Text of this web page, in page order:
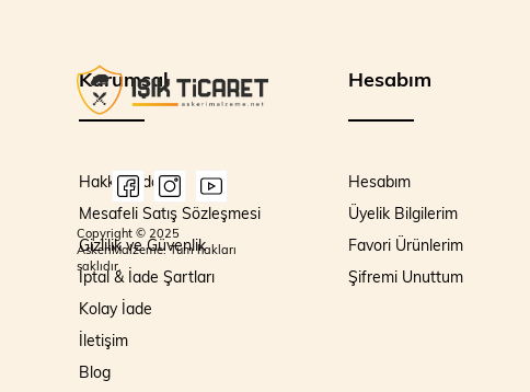
Kurumsal
Hakkımızda
Mesafeli Satış Sözleşmesi
Gizlilik ve Güvenlik
İptal & İade Şartları
Kolay İade
İletişim
Blog
Hesabım
Hesabım
Üyelik Bilgilerim
Favori Ürünlerim
Şifremi Unuttum
Copyright © 2025
AskeriMalzeme. Tüm hakları
saklıdır.